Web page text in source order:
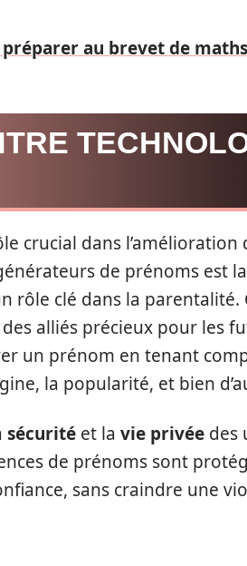
au brevet de maths
crucial dans
de prénoms est
rôle clé dans la parentalité.
alliés précieux pour les
un prénom en tenant
la popularité, et bien
sécurité et la vie privée des
de prénoms sont
sans craindre une